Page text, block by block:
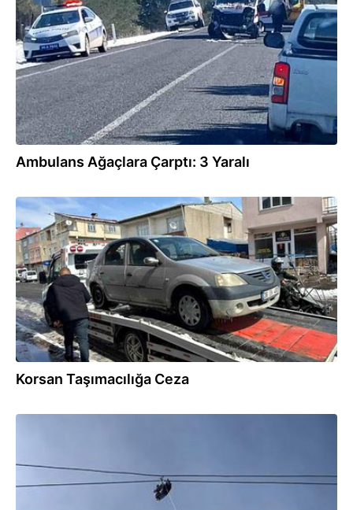
Ambulans Ağaçlara Çarptı: 3 Yaralı
22.03.2025
Korsan Taşımacılığa Ceza